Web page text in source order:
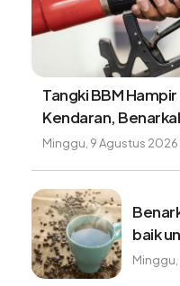
Tangki BBM
Kendaran,
Minggu, 9 Agustus 2026
baik